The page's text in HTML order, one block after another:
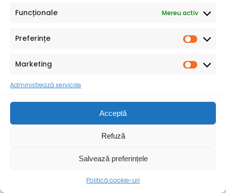
Funcționale Mereu activ
Preferințe
Marketing
Administrează serviciile
Acceptă
Refuză
Salvează preferințele
Politică cookie-uri
ZIUA MONDIALĂ FĂRĂ TUTUN – 31 mai 2025
„Nu te lăsa indus în eroare de aromele atrăgătoare!”